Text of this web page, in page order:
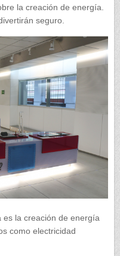
la creación de energía.
seguro.
es la creación de energía
como electricidad